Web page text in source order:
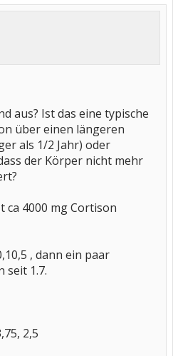
aus? Ist das eine typische
über einen längeren
als 1/2 Jahr) oder
der Körper nicht mehr
ca 4000 mg Cortison
, dann ein paar
seit 1.7.
2,5